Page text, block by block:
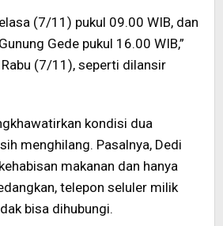
(7/11) pukul 09.00 WIB, dan
Gede pukul 16.00 WIB,”
(7/11), seperti dilansir
kondisi dua
menghilang. Pasalnya, Dedi
makanan dan hanya
telepon seluler milik
bisa dihubungi.